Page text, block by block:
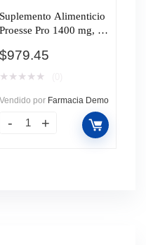
Suplemento Alimenticio
Proesse Pro 1400 mg, 30
$979.45
★ ★ ★ ★ ★
Vendido por Farmacia Demo